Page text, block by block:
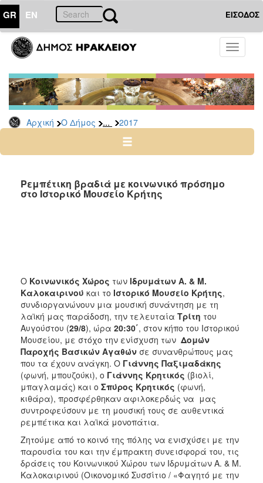
GR EN ΕΙΣΟΔΟΣ
Toggle
Αρχική Ο Δήμος ... 2017
ΔΗΜΟΣ
Δελτία
Τύπου
Αρχείο
2026
2024
2022
2017
2016
2015
2013
2012
2011
2010
2006
ΤΟΠΟΣ
Ρεμπέτικη βραδιά με κοινωνικό πρόσημο
στο Ιστορικό Μουσείο Κρήτης
Ο Κοινωνικός Χώρος των Ιδρυμάτων Α. & Μ.
Καλοκαιρινού και το Ιστορικό Μουσείο Κρήτης,
συνδιοργανώνουν μια μουσική συνάντηση με τη
λαϊκή μας παράδοση, την τελευταία Τρίτη του
Αυγούστου (29/8), ώρα 20:30΄, στον κήπο του Ιστορικού
Μουσείου, με στόχο την ενίσχυση των Δομών
Παροχής Βασικών Αγαθών σε συνανθρώπους μας
που τα έχουν ανάγκη. Ο Γιάννης Παξιμαδάκης
(φωνή, μπουζούκι), ο Γιάννης Κρητικός (βιολί,
μπαγλαμάς) και ο Σπύρος Κρητικός (φωνή,
κιθάρα), προσφέρθηκαν αφιλοκερδώς να μας
συντροφεύσουν με τη μουσική τους σε αυθεντικά
ρεμπέτικα και λαϊκά μονοπάτια.
Ζητούμε από το κοινό της πόλης να ενισχύσει με την
παρουσία του και την έμπρακτη συνεισφορά του, τις
δράσεις του Κοινωνικού Χώρου των Ιδρυμάτων Α. & Μ.
Καλοκαιρινού (Οικονομικό Συσσίτιο / «Φαγητό με την